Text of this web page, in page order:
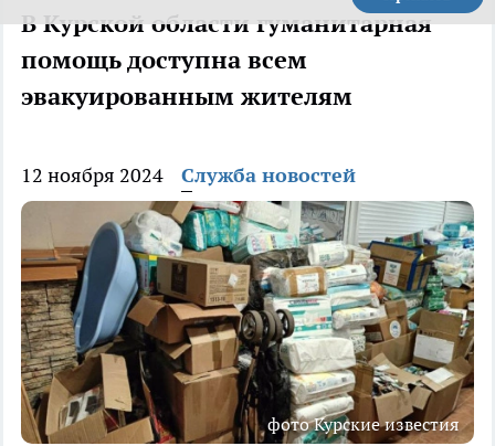
В Курской области гуманитарная
помощь доступна всем
эвакуированным жителям
12 ноября 2024 Служба новостей
фото Курские известия